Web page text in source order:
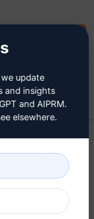
gratuitamente
/ Marketing
Vetrina del Progetto per
update
and insights
and AIPRM.
elsewhere.